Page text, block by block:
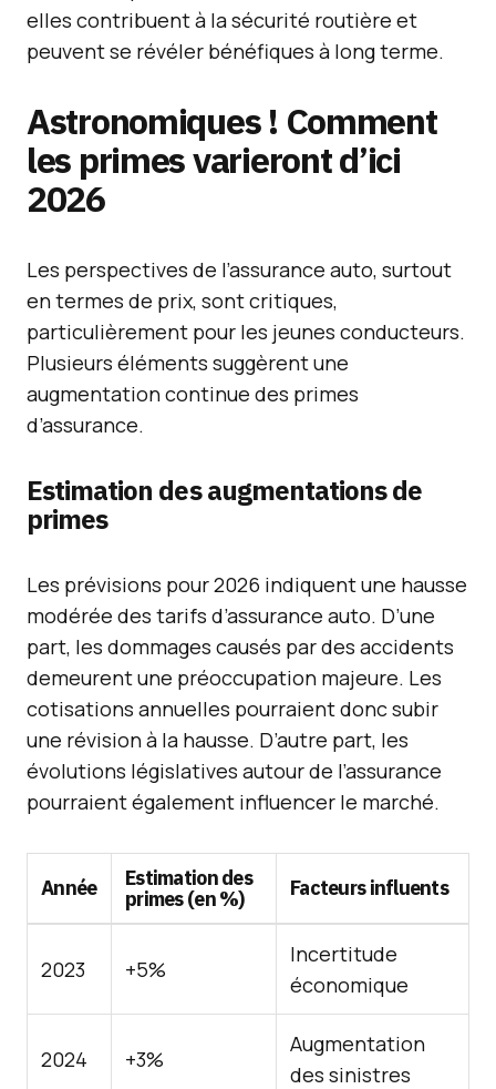
elles contribuent à la sécurité routière et
peuvent se révéler bénéfiques à long terme.
Astronomiques ! Comment
les primes varieront d’ici
2026
Les perspectives de l’assurance auto, surtout
en termes de prix, sont critiques,
particulièrement pour les jeunes conducteurs.
Plusieurs éléments suggèrent une
augmentation continue des primes
d’assurance.
Estimation des augmentations de
primes
Les prévisions pour 2026 indiquent une hausse
modérée des tarifs d’assurance auto. D’une
part, les dommages causés par des accidents
demeurent une préoccupation majeure. Les
cotisations annuelles pourraient donc subir
une révision à la hausse. D’autre part, les
évolutions législatives autour de l’assurance
pourraient également influencer le marché.
Année
Estimation des
primes (en %)
Facteurs influents
2023 +5%
Incertitude
économique
2024 +3%
Augmentation
des sinistres